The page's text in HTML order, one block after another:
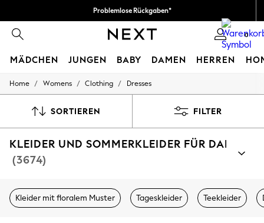
Problemlose Rückgaben*
0
MÄDCHEN JUNGEN BABY DAMEN HERREN
HOLIDAY SHOP
All Swimwear
Beach Dresses & Kaftans
Jumpsuits & Playsuits
Linen Collection
Sandals
Home / Womens / Clothing / Dresses
SORTIEREN FILTER
KLEIDER UND SOMMERKLEIDER FÜR DAMEN
(3674)
Kleider mit floralem Muster Tageskleider Teekleider